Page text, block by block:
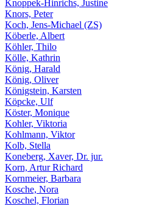
Knoppek-Hinrichs, Justine
Knors, Peter
Koch, Jens-Michael (ZS)
Köberle, Albert
Köhler, Thilo
Kölle, Kathrin
König, Harald
König, Oliver
Königstein, Karsten
Köpcke, Ulf
Köster, Monique
Kohler, Viktoria
Kohlmann, Viktor
Kolb, Stella
Koneberg, Xaver, Dr. jur.
Korn, Artur Richard
Kornmeier, Barbara
Kosche, Nora
Koschel, Florian